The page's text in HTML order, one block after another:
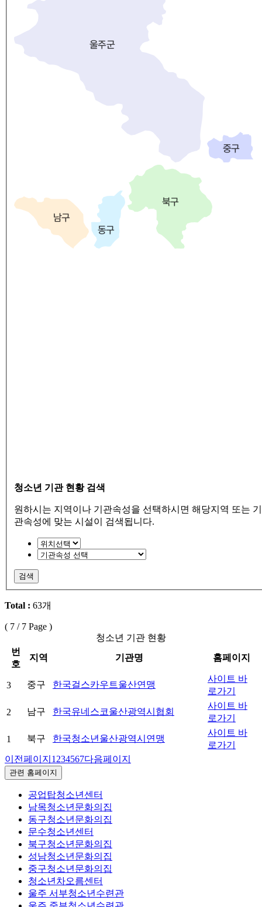
청소년 기관 현황 검색
원하시는 지역이나 기관속성을 선택하시면 해당지역 또는 기
관속성에 맞는 시설이 검색됩니다.
검색
Total : 63개
( 7 / 7 Page )
청소년 기관 현황
번
호
지역 기관명 홈페이지
3 중구 한국걸스카우트울산연맹
사이트 바
로가기
2 남구 한국유네스코울산광역시협회
사이트 바
로가기
1 북구 한국청소년울산광역시연맹
사이트 바
로가기
이전페이지 1 234567다음페이지
관련 홈페이지
공업탑청소년센터
남목청소년문화의집
동구청소년문화의집
문수청소년센터
북구청소년문화의집
성남청소년문화의집
중구청소년문화의집
청소년차오름센터
울주 서부청소년수련관